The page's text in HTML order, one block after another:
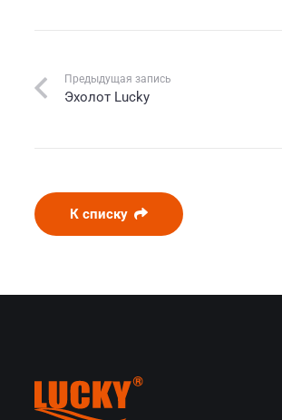
Предыдущая запись
Эхолот Lucky
К списку